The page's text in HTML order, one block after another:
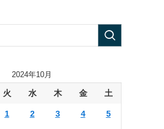
2024年10月
火 水 木 金 土
1 2 3 4 5